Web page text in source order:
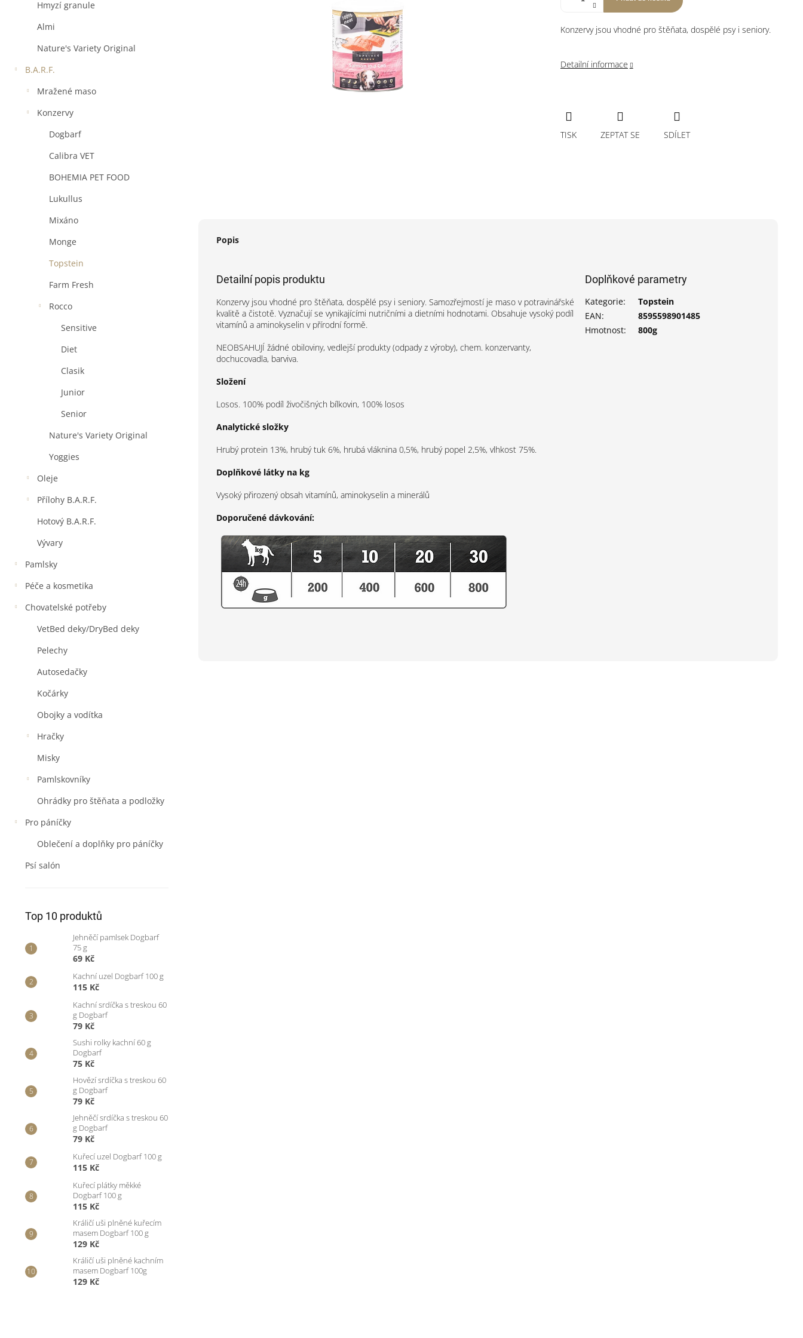
Hmyzí granule
Almi
Nature's Variety Original
B.A.R.F.
Mražené maso
Konzervy
Dogbarf
Calibra VET
BOHEMIA PET FOOD
Lukullus
Mixáno
Monge
Topstein
Farm Fresh
Rocco
Sensitive
Diet
Clasik
Junior
Senior
Nature's Variety Original
Yoggies
Oleje
Přílohy B.A.R.F.
Hotový B.A.R.F.
Vývary
Pamlsky
Péče a kosmetika
Chovatelské potřeby
VetBed deky/DryBed deky
Pelechy
Autosedačky
Kočárky
Obojky a vodítka
Hračky
Misky
Pamlskovníky
Ohrádky pro štěňata a podložky
Pro páníčky
Oblečení a doplňky pro páníčky
Psí salón
Top 10 produktů
Jehněčí pamlsek Dogbarf
75 g
69 Kč
Kachní uzel Dogbarf 100 g
115 Kč
Kachní srdíčka s treskou 60
g Dogbarf
79 Kč
Sushi rolky kachní 60 g
Dogbarf
75 Kč
Hovězí srdíčka s treskou 60
g Dogbarf
79 Kč
Jehněčí srdíčka s treskou 60
g Dogbarf
79 Kč
Kuřecí uzel Dogbarf 100 g
115 Kč
Kuřecí plátky měkké
Dogbarf 100 g
115 Kč
Králičí uši plněné kuřecím
masem Dogbarf 100 g
129 Kč
Králičí uši plněné kachním
masem Dogbarf 100g
129 Kč
Konzervy jsou vhodné pro štěňata, dospělé psy i seniory.
Detailní informace
TISK ZEPTAT SE SDÍLET
Popis
Detailní popis produktu
Konzervy jsou vhodné pro štěňata, dospělé psy i seniory. Samozřejmostí je maso v potravinářské
kvalitě a čistotě. Vyznačují se vynikajícími nutričními a dietními hodnotami. Obsahuje vysoký podíl
vitamínů a aminokyselin v přírodní formě.
NEOBSAHUJÍ žádné obiloviny, vedlejší produkty (odpady z výroby), chem. konzervanty,
dochucovadla, barviva.
Složení
Losos. 100% podíl živočišných bílkovin, 100% losos
Analytické složky
Hrubý protein 13%, hrubý tuk 6%, hrubá vláknina 0,5%, hrubý popel 2,5%, vlhkost 75%.
Doplňkové látky na kg
Vysoký přirozený obsah vitamínů, aminokyselin a minerálů
Doporučené dávkování:
Doplňkové parametry
Kategorie:
Topstein
EAN:
8595598901485
Hmotnost: 800g